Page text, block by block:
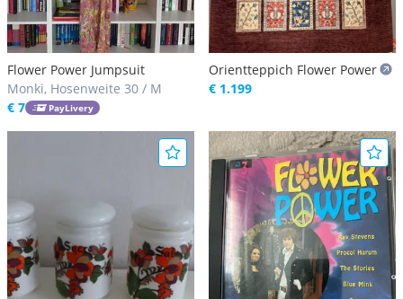
Flower Power Jumpsuit
Monki, Hosenweite 30 / M
€ 7
PayLivery
Orientteppich Flower Power
€ 1.199